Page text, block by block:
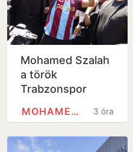
Mohamed Szalah
a török
Trabzonspor
igazolt
3 óra
MOHAMED SZALÁH